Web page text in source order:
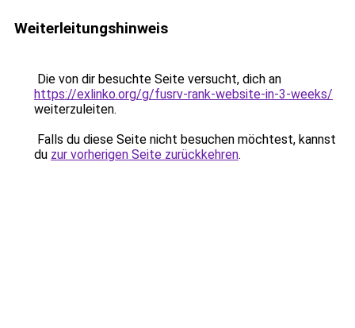
Weiterleitungshinweis
Die von dir besuchte Seite versucht, dich an
https://exlinko.org/g/fusrv-rank-website-in-3-weeks/
weiterzuleiten.
Falls du diese Seite nicht besuchen möchtest, kannst
du zur vorherigen Seite zurückkehren.